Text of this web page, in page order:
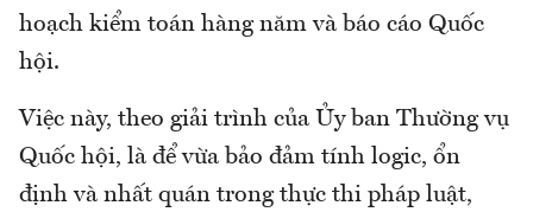
hoạch kiểm toán hàng năm và báo cáo Quốc
hội.
Việc này, theo giải trình của Ủy ban Thường vụ
Quốc hội, là để vừa bảo đảm tính logic, ổn
định và nhất quán trong thực thi pháp luật,